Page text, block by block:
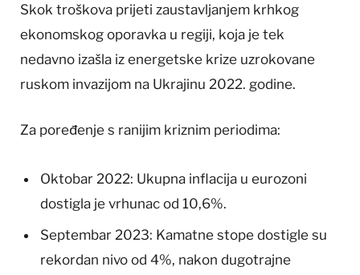
Skok troškova prijeti zaustavljanjem krhkog
ekonomskog oporavka u regiji, koja je tek
nedavno izašla iz energetske krize uzrokovane
ruskom invazijom na Ukrajinu 2022. godine.
Za poređenje s ranijim kriznim periodima:
Oktobar 2022: Ukupna inflacija u eurozoni
dostigla je vrhunac od 10,6%.
Septembar 2023: Kamatne stope dostigle su
rekordan nivo od 4%, nakon dugotrajne